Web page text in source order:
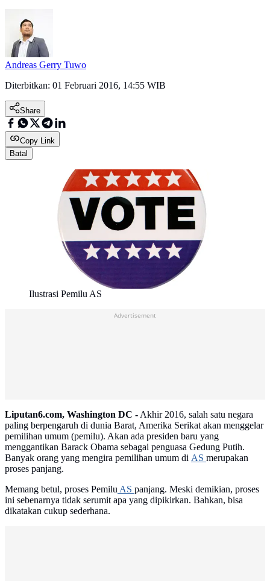
Andreas Gerry Tuwo
Diterbitkan: 01 Februari 2016, 14:55 WIB
Share
Copy Link
Batal
Ilustrasi Pemilu AS
Advertisement
Liputan6.com, Washington DC -Akhir 2016, salah satu negara
paling berpengaruh di dunia Barat, Amerika Serikat akan menggelar
pemilihan umum (pemilu). Akan ada presiden baru yang
menggantikan Barack Obama sebagai penguasa Gedung Putih.
Banyak orang yang mengira pemilihan umum di AS merupakan
proses panjang.
Memang betul, proses PemiluAS panjang. Meski demikian, proses
ini sebenarnya tidak serumit apa yang dipikirkan. Bahkan, bisa
dikatakan cukup sederhana.